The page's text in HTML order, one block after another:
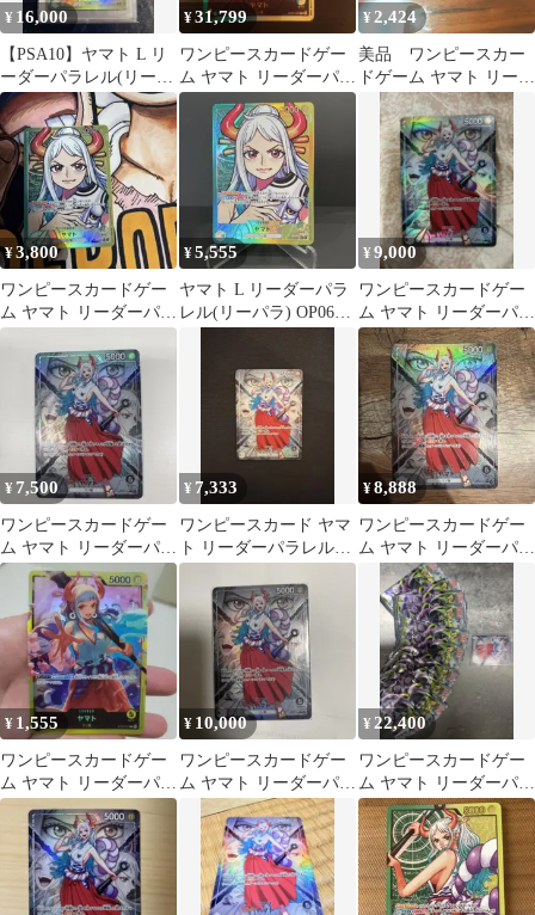
¥ 16,000
【PSA10】ヤマト L リ
ーダーパラレル(リーパ
ラ) OP06-022
¥31,799
ワンピースカードゲー
ム ヤマト リーダーパラ
レル OP08-022 金文字
¥ 2,424
美品 ワンピースカー
ドゲーム ヤマト リーダ
ーカード OP06-022
¥3,800
ワンピースカードゲー
ム ヤマト リーダーパラ
レル
¥5,555
ヤマト L リーダーパラ
レル(リーパラ) OP06-
¥9,000
ワンピースカードゲー
ム ヤマト リーダーパラ
レル
¥ 7,500
ワンピースカードゲー
ム ヤマト リーダーパラ
レル
¥ 7,333
ワンピースカード ヤマ
ト リーダーパラレル
OP16-079
¥8,888
ワンピースカードゲー
ム ヤマト リーダーパラ
レル
¥ 1,555
ワンピースカードゲー
ム ヤマト リーダーパラ
レル
¥ 10,000
ワンピースカードゲー
ム ヤマト リーダーパラ
¥ 22,400
ワンピースカードゲー
ム ヤマト リーダーパラ
レル